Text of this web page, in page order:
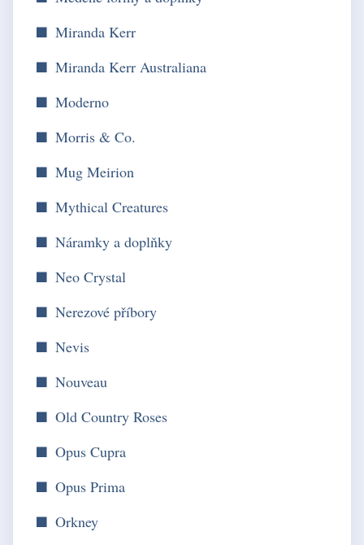
Miranda Kerr
Miranda Kerr Australiana
Moderno
Morris & Co.
Mug Meirion
Mythical Creatures
Náramky a doplňky
Neo Crystal
Nerezové příbory
Nevis
Nouveau
Old Country Roses
Opus Cupra
Opus Prima
Orkney